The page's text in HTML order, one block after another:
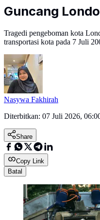
Guncang
Tragedi pengeboman kota
transportasi kota pada 7 Juli
Nasywa Fakhirah
Diterbitkan: 07 Juli 2026,
Share
Copy Link
Batal